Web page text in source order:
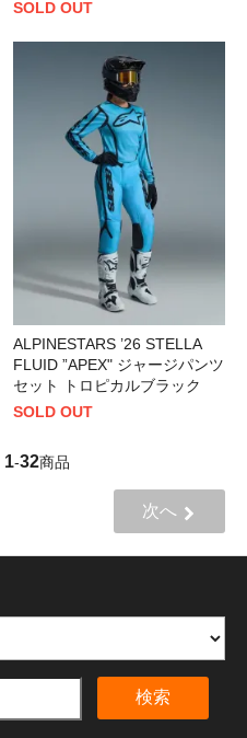
SOLD OUT
ALPINESTARS ’26 STELLA
FLUID ”APEX" ジャージパンツ
セット トロピカルブラック
SOLD OUT
1-32商品
次へ
検索